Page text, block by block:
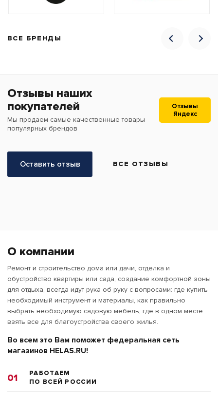
ВСЕ БРЕНДЫ
Отзывы наших
покупателей
Мы продаем самые качественные товары
популярных брендов
Отзывы
Яндекс
Оставить отзыв ВСЕ ОТЗЫВЫ
01
РАБОТАЕМ
ПО ВСЕЙ РОССИИ
О компании
Ремонт и строительство дома или дачи, отделка и
обустройство квартиры или сада, создание комфортной зоны
для отдыха, всегда идут рука об руку с вопросами: где купить
необходимый инструмент и материалы, как правильно
выбрать необходимую садовую мебель, где в одном месте
взять все для благоустройства своего жилья.
Во всем это Вам поможет федеральная сеть
магазинов HELAS.RU!